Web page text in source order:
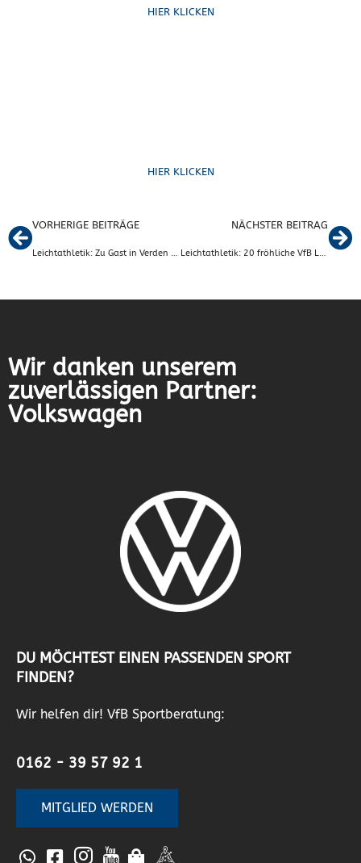
HIER KLICKEN
HIER KLICKEN
VORHERIGE BEITRÄGE
Leichtathletik: Zu Gast in Verden bei den Landesmeisterschaften U16/U20!
NÄCHSTER BEITRAG
Leichtathletik: 20 fröhliche VfB Leichtathleten beim 12. Wolfsburger Marathon
Wir danken unserem
zuverlässigen Partner:
Volkswagen
DU MÖCHTEST EINEN PASSENDEN SPORT
FINDEN?
Wir helfen dir! VfB Sportberatung:
0162 - 39 57 92 1
MITGLIED WERDEN